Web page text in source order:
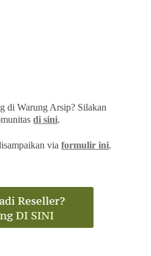
di Warung Arsip? Silakan
di sini.
viaformulir ini.